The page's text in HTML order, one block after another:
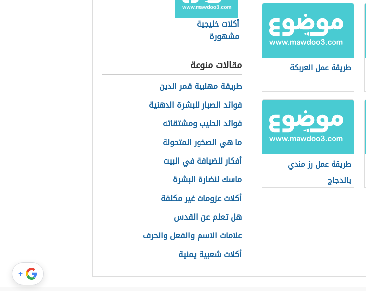
طريقة عمل العريكة
طريقة عمل رز مندي
بالدجاج
أكلات خليجية
مشهورة
مقالات منوعة
طريقة مهلبية قمر الدين
فوائد الصبار للبشرة الدهنية
فوائد الحليب ومشتقاته
ما هي الصخور المتحولة
أفكار للضيافة في البيت
ماسك لنضارة البشرة
أكلات عزومات غير مكلفة
هل تعلم عن القدس
علامات الاسم والفعل والحرف
أكلات شعبية يمنية
+